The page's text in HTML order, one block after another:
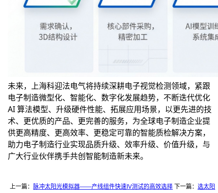
未来，上海科迎法电气将持续深耕电子视觉检测领域，紧跟
电子制造微型化、智能化、数字化发展趋势，不断迭代优化
AI 算法模型、升级硬件性能、拓展应用场景，以更先进的技
术、更优质的产品、更完善的服务，为全球电子制造企业提
供更高精度、更高效率、更稳定可靠的智能质检解决方案，
助力电子制造行业实现品质升级、效率升级、价值升级，与
广大行业伙伴携手共创智能制造新未来。
上一篇：脉冲太阳光模拟器——产线组件快速IV测试的高效选择 下一篇：选太阳